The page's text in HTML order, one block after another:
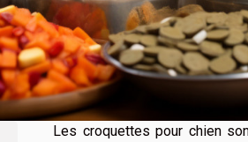
Les croquettes pour chien